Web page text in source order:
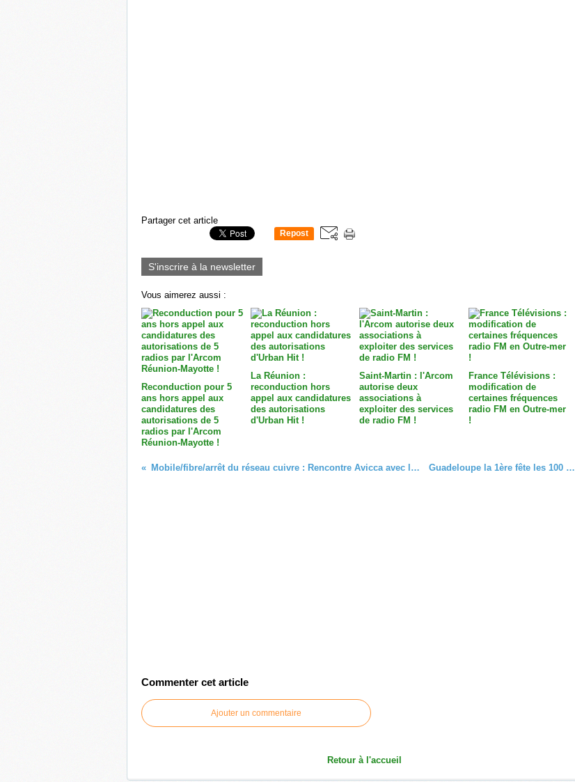
Partager cet article
Repost
S'inscrire à la newsletter
Vous aimerez aussi :
Reconduction pour 5
ans hors appel aux
candidatures des
autorisations de 5
radios par l'Arcom
Réunion-Mayotte !
La Réunion :
reconduction hors
appel aux candidatures
des autorisations
d'Urban Hit !
Saint-Martin : l'Arcom
autorise deux
associations à
exploiter des services
de radio FM !
France Télévisions :
modification de
certaines fréquences
radio FM en Outre-mer
!
Mobile/fibre/arrêt du réseau cuivre : Rencontre Avicca avec les territoires ultramarins ! Guadeloupe la 1ère fête les 100 ans de la radio !
Commenter cet article
Ajouter un commentaire
Retour à l'accueil